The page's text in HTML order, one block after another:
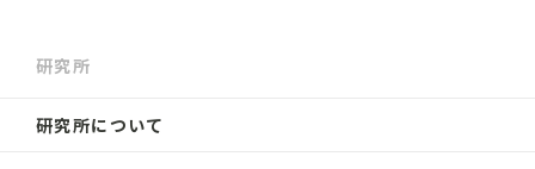
研究所
研究所について